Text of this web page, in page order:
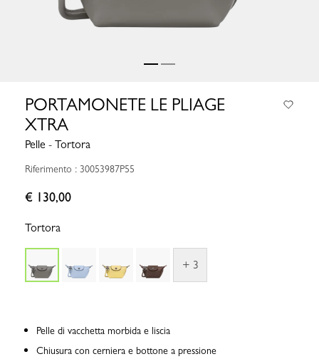
PORTAMONETE LE PLIAGE
XTRA
Pelle - Tortora
Riferimento : 30053987P55
€ 130,00
Tortora
+ 3
Pelle di vacchetta morbida e liscia
Chiusura con cerniera e bottone a pressione